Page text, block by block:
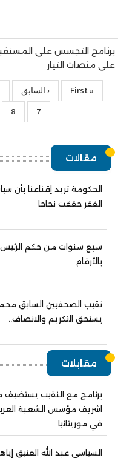
برنامج التجسس على
على منصات التيار
First
page
« First
Previous
page
‹ السابق
الصفحة
7
8
مقالات
الحكومة تريد إقناعنا بأن
الفقر حققت نجاحا
سبع سنوات من حكم الرئيس
بالأرقام
نقيب الصحفيين السابق
يستحق التكريم والانصاف..
مقابلات
برنامج مع النقيب
اشريف مؤسس الشعبة
في موريتانيا
السياسي عبد الله العتيق